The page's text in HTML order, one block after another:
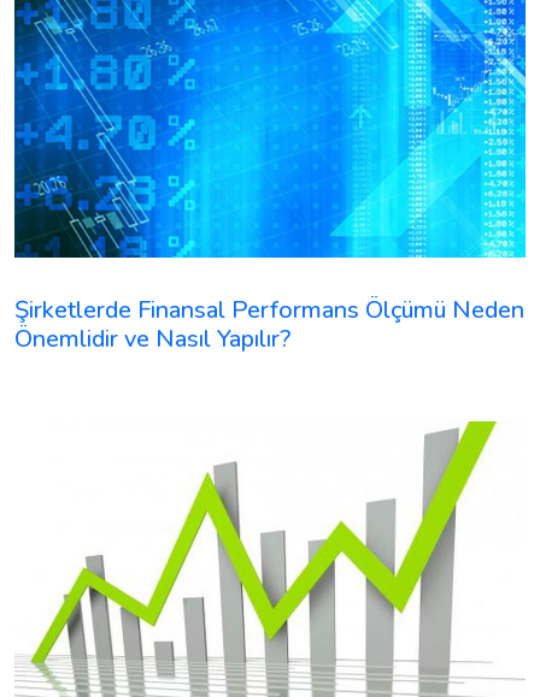
Şirketlerde Finansal Performans Ölçümü Neden
Önemlidir ve Nasıl Yapılır?